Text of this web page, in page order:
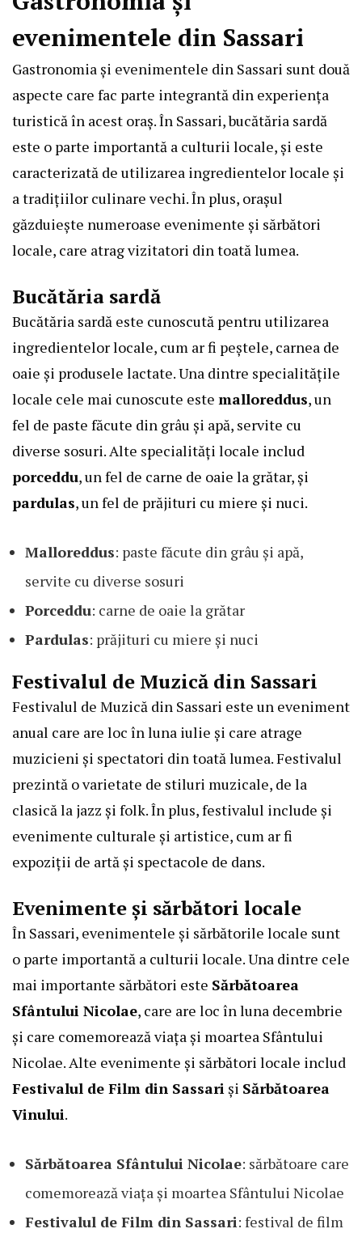
evenimentele din Sassari
Gastronomia și evenimentele din Sassari sunt două
aspecte care fac parte integrantă din experiența
turistică în acest oraș. În Sassari, bucătăria sardă
este o parte importantă a culturii locale, și este
caracterizată de utilizarea ingredientelor locale și
a tradițiilor culinare vechi. În plus, orașul
găzduiește numeroase evenimente și sărbători
locale, care atrag vizitatori din toată lumea.
Bucătăria sardă
Bucătăria sardă este cunoscută pentru utilizarea
ingredientelor locale, cum ar fi peștele, carnea de
oaie și produsele lactate. Una dintre specialitățile
locale cele mai cunoscute este malloreddus, un
fel de paste făcute din grâu și apă, servite cu
diverse sosuri. Alte specialități locale includ
porceddu, un fel de carne de oaie la grătar, și
pardulas, un fel de prăjituri cu miere și nuci.
Malloreddus: paste făcute din grâu și apă,
servite cu diverse sosuri
Porceddu: carne de oaie la grătar
Pardulas: prăjituri cu miere și nuci
Festivalul de Muzică din Sassari
Festivalul de Muzică din Sassari este un eveniment
anual care are loc în luna iulie și care atrage
muzicieni și spectatori din toată lumea. Festivalul
prezintă o varietate de stiluri muzicale, de la
clasică la jazz și folk. În plus, festivalul include și
evenimente culturale și artistice, cum ar fi
expoziții de artă și spectacole de dans.
Evenimente și sărbători locale
În Sassari, evenimentele și sărbătorile locale sunt
o parte importantă a culturii locale. Una dintre cele
mai importante sărbători este Sărbătoarea
Sfântului Nicolae, care are loc în luna decembrie
și care comemorează viața și moartea Sfântului
Nicolae. Alte evenimente și sărbători locale includ
Festivalul de Film din Sassari și Sărbătoarea
Vinului.
Sărbătoarea Sfântului Nicolae: sărbătoare care
comemorează viața și moartea Sfântului Nicolae
Festivalul de Film din Sassari: festival de film